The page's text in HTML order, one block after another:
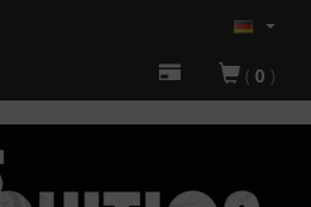
( 0 )